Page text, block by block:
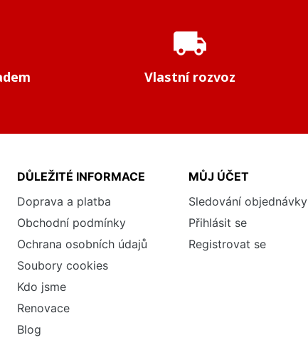
local_shipping
Vlastní rozvoz
DŮLEŽITÉ INFORMACE
Doprava a platba
Obchodní podmínky
Ochrana osobních údajů
Soubory cookies
Kdo jsme
Renovace
Blog
MŮJ ÚČET
Sledování objednávky
Přihlásit se
Registrovat se